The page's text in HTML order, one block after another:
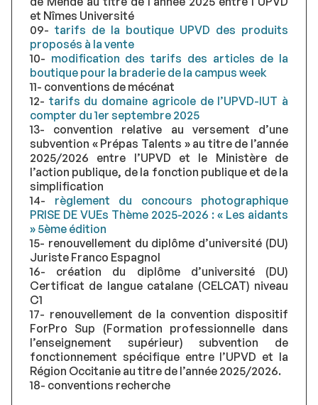
et Nîmes Université
09- tarifs de la boutique UPVD des produits
proposés à la vente
10- modification des tarifs des articles de la
boutique pour la braderie de la campus week
11- conventions de mécénat
12- tarifs du domaine agricole de l’UPVD-IUT à
compter du 1er septembre 2025
13- convention relative au versement d’une
subvention « Prépas Talents » au titre de l’année
2025/2026 entre l’UPVD et le Ministère de
l’action publique, de la fonction publique et de la
simplification
14- règlement du concours photographique
PRISE DE VUEs Thème 2025-2026 : « Les aidants
» 5ème édition
15- renouvellement du diplôme d’université (DU)
Juriste Franco Espagnol
16- création du diplôme d’université (DU)
Certificat de langue catalane (CELCAT) niveau
C1
17- renouvellement de la convention dispositif
ForPro Sup (Formation professionnelle dans
l’enseignement supérieur) subvention de
fonctionnement spécifique entre l’UPVD et la
Région Occitanie au titre de l’année 2025/2026.
18- conventions recherche